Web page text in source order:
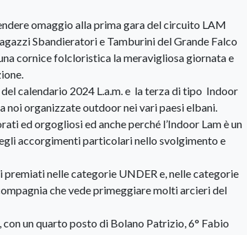
omaggio alla prima gara del circuito LAM
Sbandieratori e Tamburini del Grande Falco
cornice folcloristica la meravigliosa giornata e
calendario 2024 L.a.m. e la terza di tipo Indoor
noi organizzate outdoor nei vari paesi elbani.
ed orgogliosi ed anche perché l’Indoor Lam è un
accorgimenti particolari nello svolgimento e
nelle categorie UNDER e, nelle categorie
che vede primeggiare molti arcieri del
un quarto posto di Bolano Patrizio, 6° Fabio